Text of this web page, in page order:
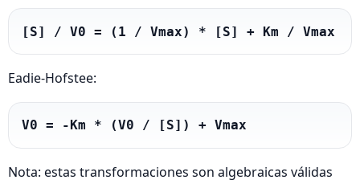
[S] / V0 = (1 / Vmax) * [S] + Km / Vmax
Eadie‑Hofstee:
V0 = -Km * (V0 / [S]) + Vmax
Nota: estas transformaciones son algebraicas válidas